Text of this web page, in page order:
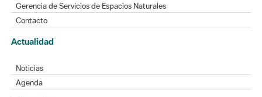
Gerencia de Servicios de Espacios Naturales
Contacto
Actualidad
Noticias
Agenda